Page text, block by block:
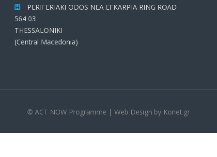
PERIFERIAKI ODOS NEA EFKARPIA RING ROAD
564 03
THESSALONIKI
(Central Macedonia)
© ACT NOW Programme | Web Design by Konet.gr